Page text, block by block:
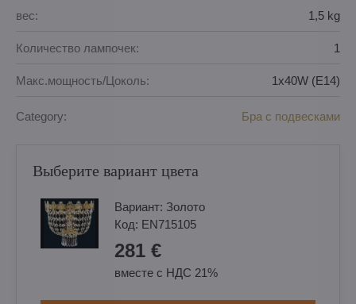
вес: 1,5 kg
Количество лампочек: 1
Макс.мощность/Цоколь: 1x40W (E14)
Category: Бра с подвесками
Выберите вариант цвета
Вариант: Золотo
Код: EN715105
281 €
вместе с НДС 21%